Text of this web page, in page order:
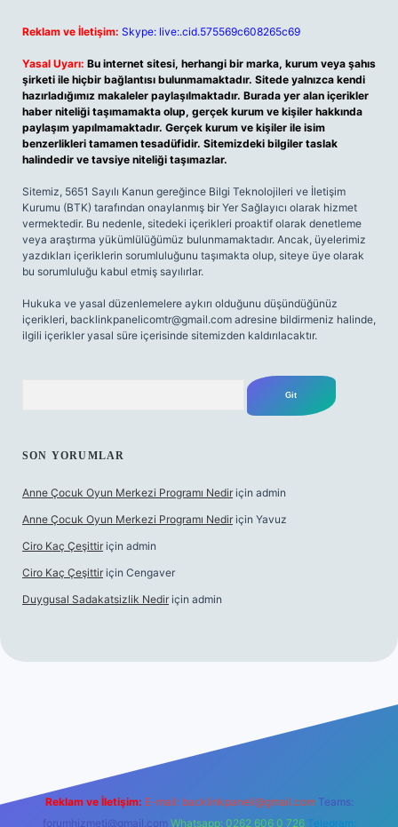
Reklam ve İletişim: Skype: live:.cid.575569c608265c69
Yasal Uyarı: Bu internet sitesi, herhangi bir marka, kurum veya şahıs
şirketi ile hiçbir bağlantısı bulunmamaktadır. Sitede yalnızca kendi
hazırladığımız makaleler paylaşılmaktadır. Burada yer alan içerikler
haber niteliği taşımamakta olup, gerçek kurum ve kişiler hakkında
paylaşım yapılmamaktadır. Gerçek kurum ve kişiler ile isim
benzerlikleri tamamen tesadüfidir. Sitemizdeki bilgiler taslak
halindedir ve tavsiye niteliği taşımazlar.
Sitemiz, 5651 Sayılı Kanun gereğince Bilgi Teknolojileri ve İletişim
Kurumu (BTK) tarafından onaylanmış bir Yer Sağlayıcı olarak hizmet
vermektedir. Bu nedenle, sitedeki içerikleri proaktif olarak denetleme
veya araştırma yükümlülüğümüz bulunmamaktadır. Ancak, üyelerimiz
yazdıkları içeriklerin sorumluluğunu taşımakta olup, siteye üye olarak
bu sorumluluğu kabul etmiş sayılırlar.
Hukuka ve yasal düzenlemelere aykırı olduğunu düşündüğünüz
içerikleri, backlinkpanelicomtr@gmail.com adresine bildirmeniz halinde,
ilgili içerikler yasal süre içerisinde sitemizden kaldırılacaktır.
SON YORUMLAR
Anne Çocuk Oyun Merkezi Programı Nedir için admin
Anne Çocuk Oyun Merkezi Programı Nedir için Yavuz
Ciro Kaç Çeşittir için admin
Ciro Kaç Çeşittir için Cengaver
Duygusal Sadakatsizlik Nedir için admin
elexbetgiris.org
Reklam ve İletişim: E-mail: backlinkpaneli@gmail.com Teams:
forumhizmeti@gmail.com Whatsapp: 0262 606 0 726 Telegram: